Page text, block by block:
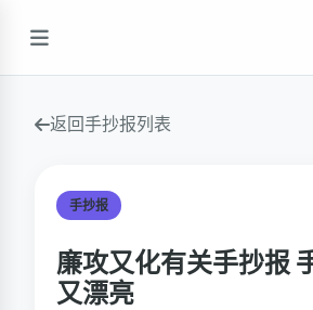
返回手抄报列表
手抄报
廉攻又化有关手抄报
又漂亮